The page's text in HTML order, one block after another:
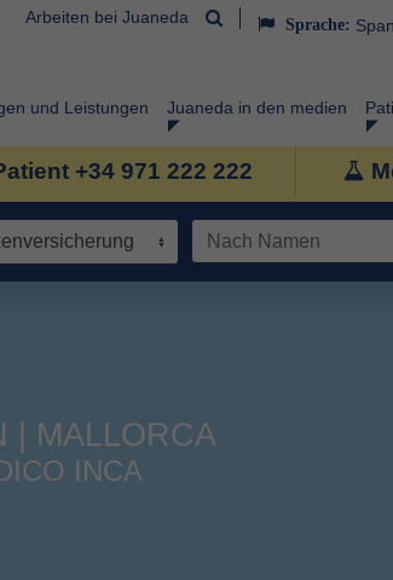
Arbeiten bei Juaneda Sprache:
und Leistungen Juaneda in den medien
+34 971 222 222
| MALLORCA
INCA